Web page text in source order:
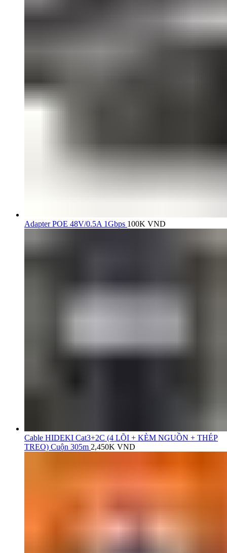
Adapter POE 48V/0.5A 1Gbps 100K VND
Cable HIDEKI Cat3+2C (4 LÕI + KÈM NGUỒN + THÉP
TREO) Cuộn 305m 2,450K VND